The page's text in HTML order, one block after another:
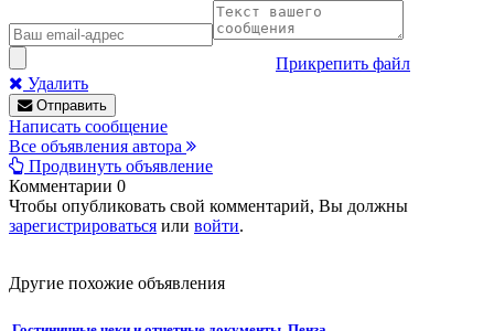
Прикрепить файл
Удалить
Отправить
Написать сообщение
Все объявления автора
Продвинуть объявление
Комментарии 0
Чтобы опубликовать свой комментарий, Вы должны
зарегистрироваться или войти.
Другие похожие объявления